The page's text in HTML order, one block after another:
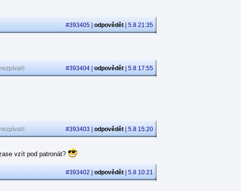
#393405 | odpovědět | 5.8 21:35
#393404 | odpovědět | 5.8 17:55
#393403 | odpovědět | 5.8 15:20
vzít pod patronát?
#393402 | odpovědět | 5.8 10:21